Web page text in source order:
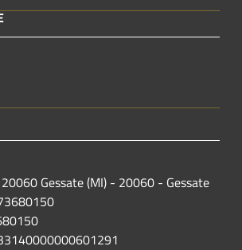
Gessate (MI) - 20060 - Gessate